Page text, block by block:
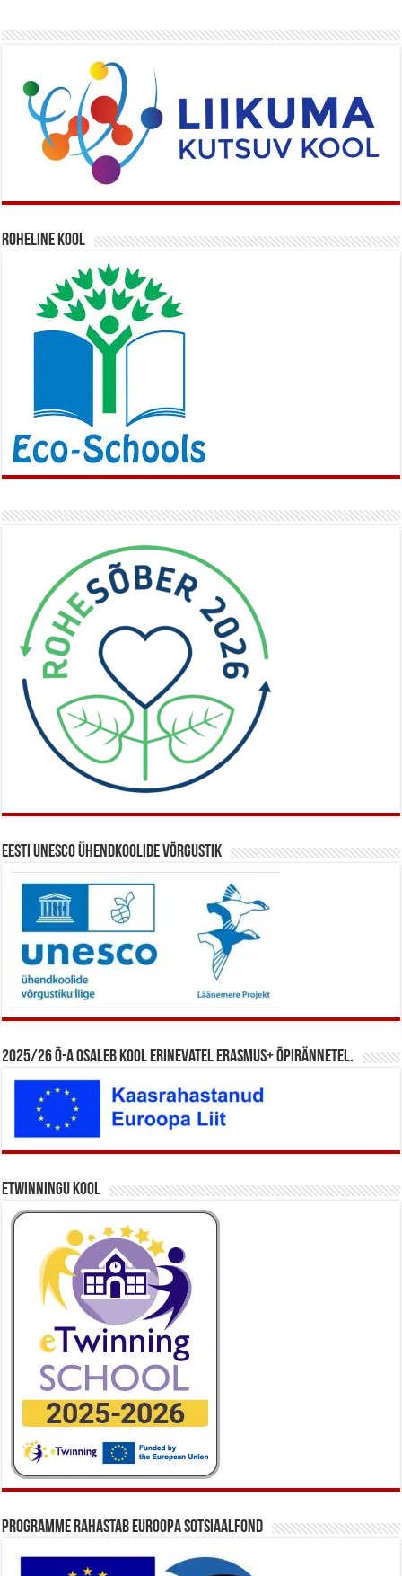
Roheline kool
Eesti UNESCO ühendkoolide võrgustik
2025/26 õ-a osaleb kool erinevatel Erasmus+ õpirännetel.
eTwinningu kool
Programme rahastab Euroopa Sotsiaalfond